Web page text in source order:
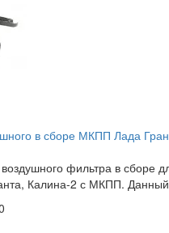
в сборе МКПП Лада
фильтра в сборе
Калина-2 с МКПП.